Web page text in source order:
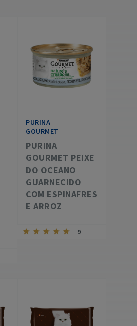
PURINA
GOURMET
PURINA
GOURMET PEIXE
DO OCEANO
GUARNECIDO
COM ESPINAFRES
E ARROZ
9